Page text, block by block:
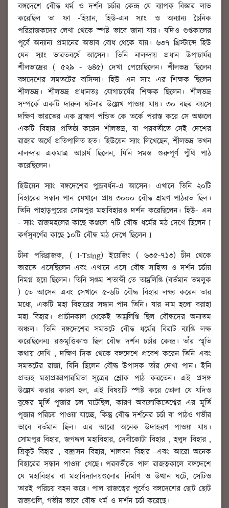
বঙ্গদেশে বৌদ্ধ ধর্ম ও দর্শন চর্চার কেন্দ্র যে ব্যাপক বিস্তার লাভ
করেছিল তা ফা -হিয়ান, হিউ-এন স্যাং ও অন্যান্য চৈনিক
পরিব্রাজকদের লেখা থেকে স্পষ্ট ভাবে জানা যায়। যদিও গুপ্তকালের
পূর্বে অন্যান্য প্রমানের অভাব বোধ থেকে যায়। ৬৩৭ খ্রিস্টাব্দে হিউ
যেন স্যাং ভারতবর্ষে আসেন। তিনি নালন্দায় প্রধান উপাচার্যর
শীলভাদ্রের ( ৫২৯ - ৬৪৫) দেখা পেয়েছিলেন। শীলভদ্র ছিলেন
বঙ্গদেশের সমতটের বাসিন্দা। হিউ এন স্যাং এর শিক্ষক ছিলেন
শীলভদ্র। শীলভদ্র প্রধানতঃ যোগাচার্যের শিক্ষক ছিলেন। শীলভদ্র
সম্পর্কে একটি দারুন ঘটনার উল্লেখ পাওয়া যায়। ৩০ বছর বয়সে
দক্ষিণ ভারতের এক ব্রাহ্মণ পন্ডিত কে তর্কে পরাস্ত করে সে অঞ্চলে
একটি বিহার প্রতিষ্ঠা করেন শীলভদ্র, যা পরবর্তীতে সেই দেশের
রাজার অর্থে প্রতিপালিত হত। হিউয়েন স্যাং লিখেছেন, শীলভদ্র তখন
নালন্দার একমাত্র আচার্য ছিলেন, যিনি সমস্ত গুরুপূর্ণ পুঁথি পাঠ
করেছিলেন।
হিউয়েন স্যাং বঙ্গদেশের পুন্ড্রবর্ধন-এ আসেন। এখানে তিনি ২০টি
বিহারের সন্ধান পান যেখানে প্রায় ৩০০০ বৌদ্ধ শ্রমণ পাঠরত ছিল।
তিনি পাহাড়পুরের সোমপুর মহাবিহারও দর্শন করেছিলেন। হিউ- এন
- স্যাং রাজমহলের কাছে কঞ্জলে ৭টি বৌদ্ধ ধর্মের মঠ দেখে ছিলেন I
কর্ণসুবর্ণের কাছে ১০টি বৌদ্ধ মঠ দেখে ছিলেন I
চীনা পরিব্রাজক, ( I-Tsing) ইয়েজিং ( ৬৩৫-৭১৩) চীন থেকে
ভারতে এসেছিলেন এবং এখানে এসে বৌদ্ধ সাহিত্য ও দর্শন চর্চায়
নিমগ্ন হয়ে ছিলেন। তিনি সপ্তম শতাব্দী তে তাম্রলিপ্তি (বর্তমান তমলুক
) তে আসেন এবং সেখানে ৫-৬টি বৌদ্ধ বিহার লক্ষ্য করেন তার
মধ্যে, একটি মহা বিহারের সন্ধান পান তিনি। যার নাম হলো বরাহা
মহা বিহার। প্রাচীনকাল থেকেই তাম্রলিপ্তি ছিল বৌদ্ধদের অন্যতম
অঞ্চল। তিনি বঙ্গদেশের সমতটে বৌদ্ধ ধর্মের বিরাট ব্যাপ্তি লক্ষ
করেছিলেনI রক্তমৃত্তিকাও ছিল বৌদ্ধ দর্শন চর্চার কেন্দ্র। তাঁর স্মৃতি
কথায় দেখি , দক্ষিণ দিক থেকে বঙ্গদেশে প্রবেশ করেন তিনি এবং
সমতটের রাজা, যিনি ছিলেন বৌদ্ধ উপাসক তাঁর দেখা পান। ইনি
প্রত্যহ মহাপ্রজ্ঞাপারমিতা সূত্রের শ্লোক পাঠ করতেন। এই প্রসঙ্গ
উল্লেখ করার কারণ হল, এই বিষয়টি স্পষ্ট করে তোলা যে যদিও
বুদ্ধের মূর্তি পূজার চল ঘটেছিল, কারণ অবলোকিতেশ্বের এর মূর্তি
পূজার পরিচয় পাওয়া যাচ্ছে, কিন্তু বৌদ্ধ দর্শনের চর্চা বা পাঠও গভীর
ভাবে বর্তমান ছিল। এর আরো অনেক উদাহরণ পাওয়া যায়।
সোমপুর বিহার, জগদ্দল মহাবিহার, দেবীকোটা বিহার , হলুদ বিহার ,
ত্রিকূট বিহার , বজ্রাসন বিহার, শালবন বিহার -এবং আরো অনেক
বিহারের সন্ধান পাওয়া গেছে। পরবর্তীতে পাল রাজত্বকালে বঙ্গদেশে
যে মহাবিহার বা মহাবিদ্যালয়গুলোর নির্মাণ ও উত্থান ঘটে, সেটিও
তারই পরিচয় বহন করে। পাল রাজত্বের পূর্বেও বঙ্গদেশের ছোট ছোট
রাজ্যগুলি, গভীর ভাবে বৌদ্ধ ধর্ম ও দর্শন চর্চা করেছে।